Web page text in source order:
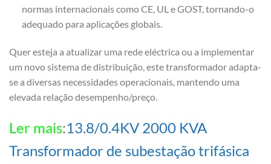
normas internacionais como CE, UL e GOST, tornando-o
adequado para aplicações globais.
Quer esteja a atualizar uma rede eléctrica ou a implementar
um novo sistema de distribuição, este transformador adapta-
se a diversas necessidades operacionais, mantendo uma
elevada relação desempenho/preço.
Ler mais:13.8/0.4KV 2000 KVA
Transformador de subestação trifásica